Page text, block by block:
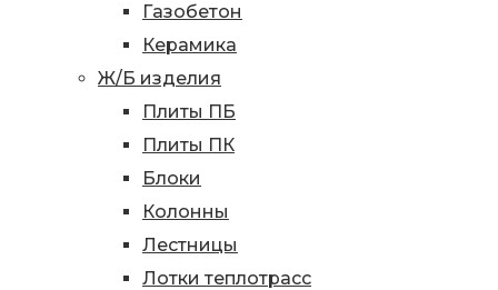
Газобетон
Керамика
Ж/Б изделия
Плиты ПБ
Плиты ПК
Блоки
Колонны
Лестницы
Лотки теплотрасс